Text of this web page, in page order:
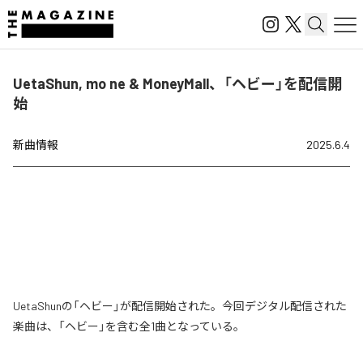
UetaShun, mo ne & MoneyMall、「ヘビー」を配信開
始
新曲情報 2025.6.4
UetaShunの「ヘビー」が配信開始された。今回デジタル配信された
楽曲は、「ヘビー」を含む全1曲となっている。